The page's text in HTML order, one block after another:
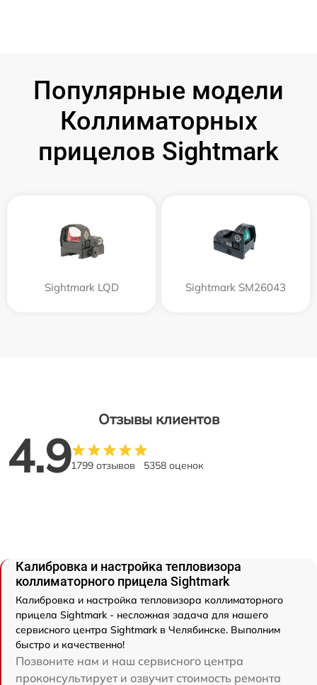
Популярные модели
Коллиматорных
прицелов Sightmark
Sightmark LQD Sightmark SM26043
Отзывы клиентов
4.91799 отзывов 5358 оценок
Калибровка и настройка тепловизора
коллиматорного прицела Sightmark
Калибровка и настройка тепловизора коллиматорного
прицела Sightmark - несложная задача для нашего
сервисного центра Sightmark в Челябинске. Выполним
быстро и качественно!
Позвоните нам и наш сервисного центра
проконсультирует и озвучит стоимость ремонта